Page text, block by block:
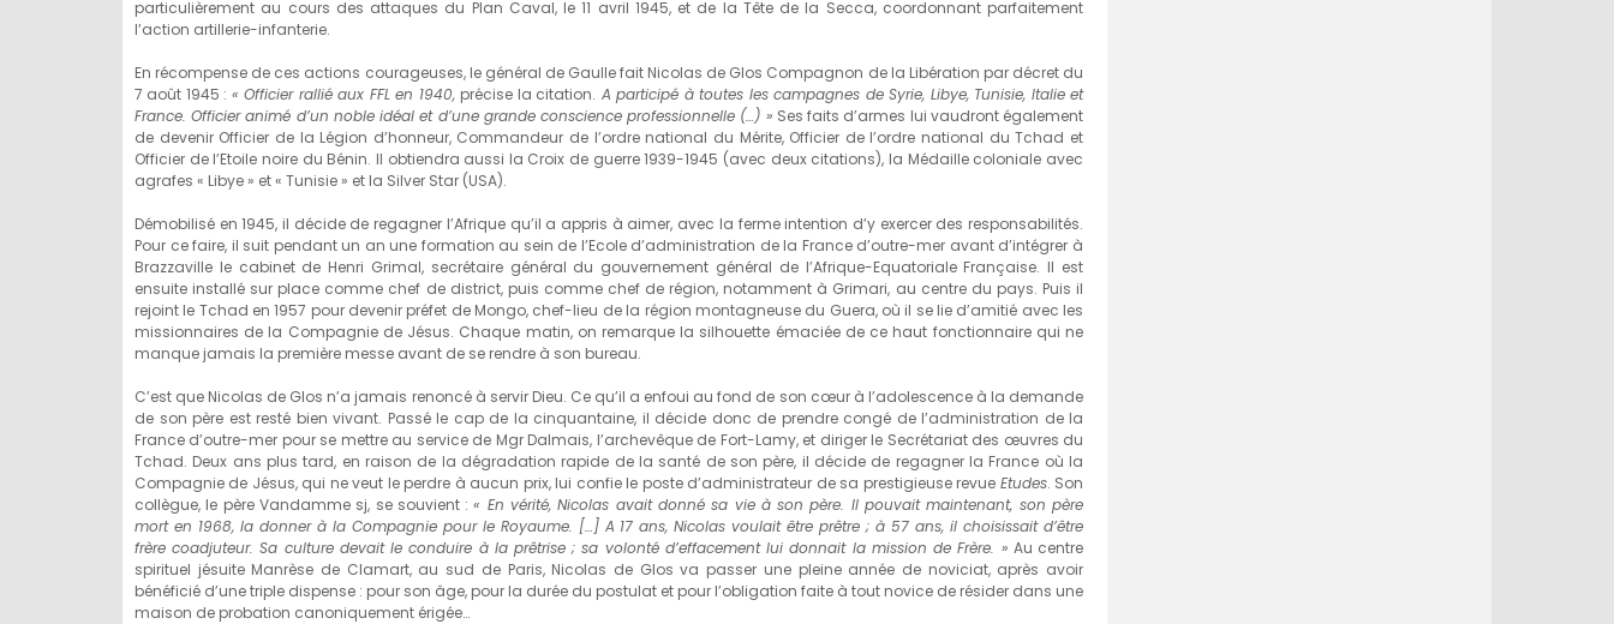
particulièrement au cours des attaques du Plan Caval, le 11 avril 1945, et de la Tête de la Secca, coordonnant parfaitement
l’action artillerie-infanterie.
En récompense de ces actions courageuses, le général de Gaulle fait Nicolas de Glos Compagnon de la Libération par décret du
7 août 1945 : « Officier rallié aux FFL en 1940, précise la citation. A participé à toutes les campagnes de Syrie, Libye, Tunisie, Italie et
France. Officier animé d’un noble idéal et d’une grande conscience professionnelle (…) » Ses faits d’armes lui vaudront également
de devenir Officier de la Légion d’honneur, Commandeur de l’ordre national du Mérite, Officier de l’ordre national du Tchad et
Officier de l’Etoile noire du Bénin. Il obtiendra aussi la Croix de guerre 1939-1945 (avec deux citations), la Médaille coloniale avec
agrafes « Libye » et « Tunisie » et la Silver Star (USA).
Démobilisé en 1945, il décide de regagner l’Afrique qu’il a appris à aimer, avec la ferme intention d’y exercer des responsabilités.
Pour ce faire, il suit pendant un an une formation au sein de l’Ecole d’administration de la France d’outre-mer avant d’intégrer à
Brazzaville le cabinet de Henri Grimal, secrétaire général du gouvernement général de l’Afrique-Equatoriale Française. Il est
ensuite installé sur place comme chef de district, puis comme chef de région, notamment à Grimari, au centre du pays. Puis il
rejoint le Tchad en 1957 pour devenir préfet de Mongo, chef-lieu de la région montagneuse du Guera, où il se lie d’amitié avec les
missionnaires de la Compagnie de Jésus. Chaque matin, on remarque la silhouette émaciée de ce haut fonctionnaire qui ne
manque jamais la première messe avant de se rendre à son bureau.
C’est que Nicolas de Glos n’a jamais renoncé à servir Dieu. Ce qu’il a enfoui au fond de son cœur à l’adolescence à la demande
de son père est resté bien vivant. Passé le cap de la cinquantaine, il décide donc de prendre congé de l’administration de la
France d’outre-mer pour se mettre au service de Mgr Dalmais, l’archevêque de Fort-Lamy, et diriger le Secrétariat des œuvres du
Tchad. Deux ans plus tard, en raison de la dégradation rapide de la santé de son père, il décide de regagner la France où la
Compagnie de Jésus, qui ne veut le perdre à aucun prix, lui confie le poste d’administrateur de sa prestigieuse revue Etudes. Son
collègue, le père Vandamme sj, se souvient :« En vérité, Nicolas avait donné sa vie à son père. Il pouvait maintenant, son père
mort en 1968, la donner à la Compagnie pour le Royaume. […] A 17 ans, Nicolas voulait être prêtre ; à 57 ans, il choisissait d’être
frère coadjuteur. Sa culture devait le conduire à la prêtrise ; sa volonté d’effacement lui donnait la mission de Frère. » Au centre
spirituel jésuite Manrèse de Clamart, au sud de Paris, Nicolas de Glos va passer une pleine année de noviciat, après avoir
bénéficié d’une triple dispense : pour son âge, pour la durée du postulat et pour l’obligation faite à tout novice de résider dans une
maison de probation canoniquement érigée…